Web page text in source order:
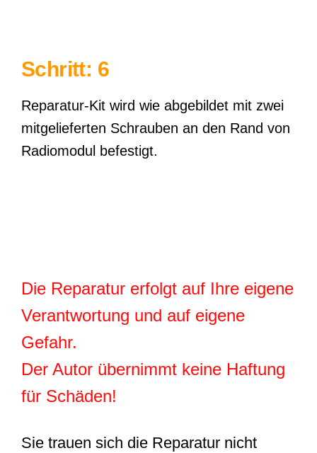
Schritt: 6
Reparatur-Kit wird wie abgebildet mit zwei
mitgelieferten Schrauben an den Rand von
Radiomodul befestigt.
Die Reparatur erfolgt auf Ihre eigene
Verantwortung und auf eigene
Gefahr.
Der Autor übernimmt keine Haftung
für Schäden!
Sie trauen sich die Reparatur nicht